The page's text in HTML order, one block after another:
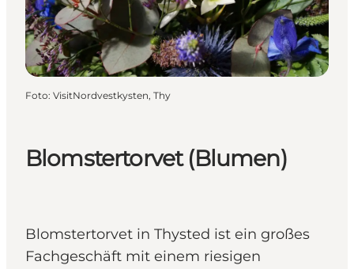
Blomstertorvet (Blumen)
Blomstertorvet in Thysted ist ein großes
Fachgeschäft mit einem riesigen
Foto: VisitNordvestkysten, Thy